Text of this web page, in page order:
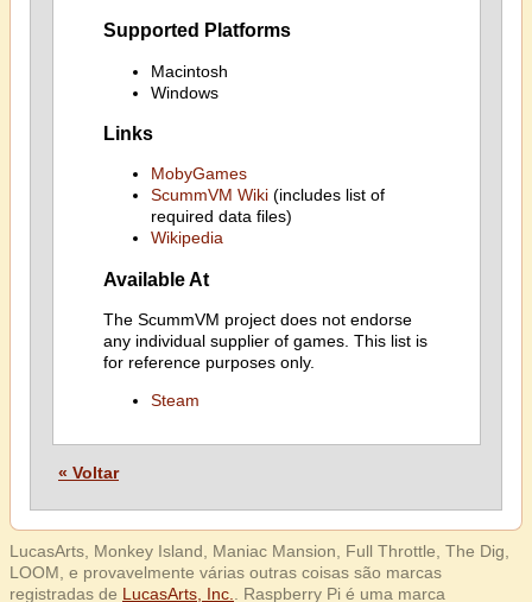
Supported Platforms
Macintosh
Windows
Links
MobyGames
ScummVM Wiki(includes list of
required data files)
Wikipedia
Available At
The ScummVM project does not endorse
any individual supplier of games. This list is
for reference purposes only.
Steam
« Voltar
LucasArts, Monkey Island, Maniac Mansion, Full Throttle, The Dig,
LOOM, e provavelmente várias outras coisas são marcas
registradas de LucasArts, Inc. . Raspberry Pi é uma marca